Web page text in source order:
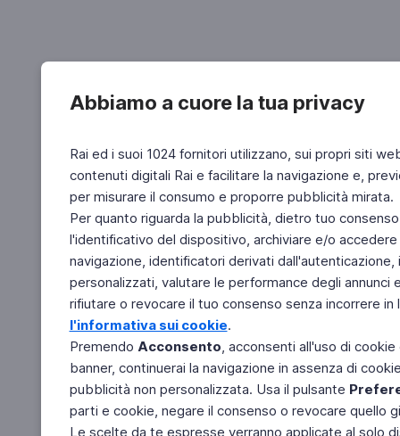
Abbiamo a cuore la tua privacy
Rai ed i suoi 1024 fornitori utilizzano, sui propri siti
contenuti digitali Rai e facilitare la navigazione e,
per misurare il consumo e proporre pubblicità mirata.
Per quanto riguarda la pubblicità, dietro tuo
l'identificativo del dispositivo, archiviare e/o
navigazione, identificatori derivati
personalizzati, valutare le performance degli
rifiutare o revocare il tuo consenso senza incorrere
l'informativa sui cookie.
Premendo Acconsento, acconsenti all'uso di
banner, continuerai la navigazione in assenza di
pubblicità non personalizzata. Usa il pulsante
parti e cookie, negare il consenso o revocare quello
Le scelte da te espresse verranno applicate al solo